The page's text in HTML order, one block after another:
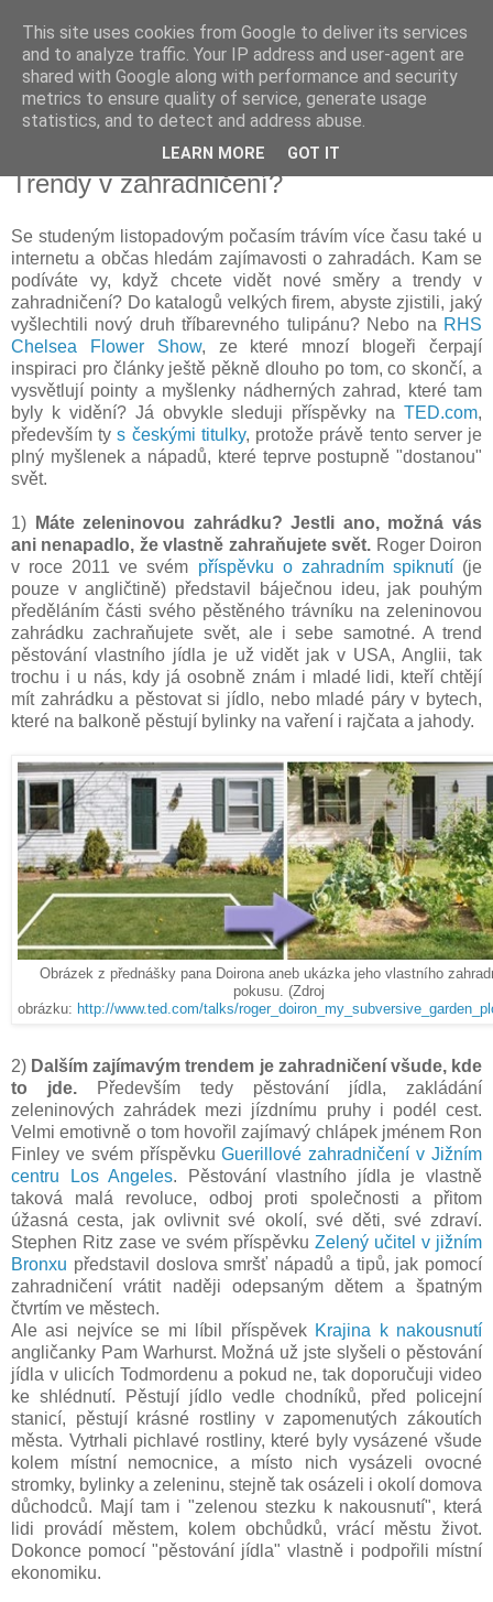
Vysněná zahrada
Blog o plánování a realizování vysněné zahrady.
úterý 12. listopadu 2013
Trendy v zahradničení?
Se studeným listopadovým počasím trávím více času také u
internetu a občas hledám zajímavosti o zahradách. Kam se
podíváte vy, když chcete vidět nové směry a trendy v
zahradničení? Do katalogů velkých firem, abyste zjistili, jaký
vyšlechtili nový druh tříbarevného tulipánu? Nebo na RHS
Chelsea Flower Show, ze které mnozí blogeři čerpají
inspiraci pro články ještě pěkně dlouho po tom, co skončí, a
vysvětlují pointy a myšlenky nádherných zahrad, které tam
byly k vidění? Já obvykle sleduji příspěvky na TED.com,
především tys českými titulky, protože právě tento server je
plný myšlenek a nápadů, které teprve postupně "dostanou"
svět.
1)
Máte zeleninovou zahrádku? Jestli ano, možná vás
ani nenapadlo, že vlastně zahraňujete svět. Roger Doiron
v roce 2011 ve svém příspěvku o zahradním spiknutí(je
pouze v angličtině) představil báječnou ideu, jak pouhým
předěláním části svého pěstěného trávníku na zeleninovou
zahrádku zachraňujete svět, ale i sebe samotné. A trend
pěstování vlastního jídla je už vidět jak v USA, Anglii, tak
trochu i u nás, kdy já osobně znám i mladé lidi, kteří chtějí
mít zahrádku a pěstovat si jídlo, nebo mladé páry v bytech,
které na balkoně pěstují bylinky na vaření i rajčata a jahody.
Obrázek z přednášky pana Doirona aneb ukázka jeho vlastního
pokusu. (Zdroj
obrázku: http://www.ted.com/talks/
2) Dalším zajímavým trendem je zahradničení všude, kde
to jde. Především tedy pěstování jídla, zakládání
zeleninových zahrádek mezi jízdnímu pruhy i podél cest.
Velmi emotivně o tom hovořil zajímavý chlápek jménem Ron
Finley ve svém příspěvkuGuerillové zahradničení v Jižním
centru Los Angeles. Pěstování vlastního jídla je vlastně
taková malá revoluce, odboj proti společnosti a přitom
úžasná cesta, jak ovlivnit své okolí, své děti, své zdraví.
Stephen Ritz zase ve svém příspěvku Zelený učitel v jižním
Bronxu představil doslova smršť nápadů a tipů, jak pomocí
zahradničení vrátit naději odepsaným dětem a špatným
čtvrtím ve městech.
Ale asi nejvíce se mi líbil příspěvek Krajina k nakousnutí
angličanky Pam Warhurst. Možná už jste slyšeli o pěstování
jídla v ulicích Todmordenu a pokud ne, tak doporučuji video
ke shlédnutí. Pěstují jídlo vedle chodníků, před policejní
stanicí, pěstují krásné rostliny v zapomenutých zákoutích
města. Vytrhali pichlavé rostliny, které byly vysázené všude
kolem místní nemocnice, a místo nich vysázeli ovocné
stromky, bylinky a zeleninu, stejně tak osázeli i okolí domova
důchodců. Mají tam i "zelenou stezku k nakousnutí", která
lidi provádí městem, kolem obchůdků, vrácí městu život.
Dokonce pomocí "pěstování jídla" vlastně i podpořili místní
ekonomiku.
This site uses cookies from Google to deliver its services
and to analyze traffic. Your IP address and user-agent are
shared with Google along with performance and security
metrics to ensure quality of service, generate usage
statistics, and to detect and address abuse.
LEARN MORE GOT IT